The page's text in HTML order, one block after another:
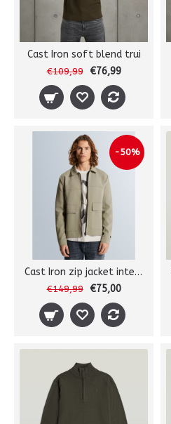
Cast Iron soft blend trui
€109,99 €76,99
-50%
Cast Iron zip jacket interlock
€149,99 €75,00